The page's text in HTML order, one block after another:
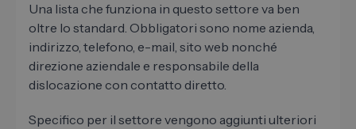
Una lista che funziona in questo settore va ben
oltre lo standard. Obbligatori sono nome azienda,
indirizzo, telefono, e-mail, sito web nonché
direzione aziendale e responsabile della
dislocazione con contatto diretto.
Specifico per il settore vengono aggiunti ulteriori